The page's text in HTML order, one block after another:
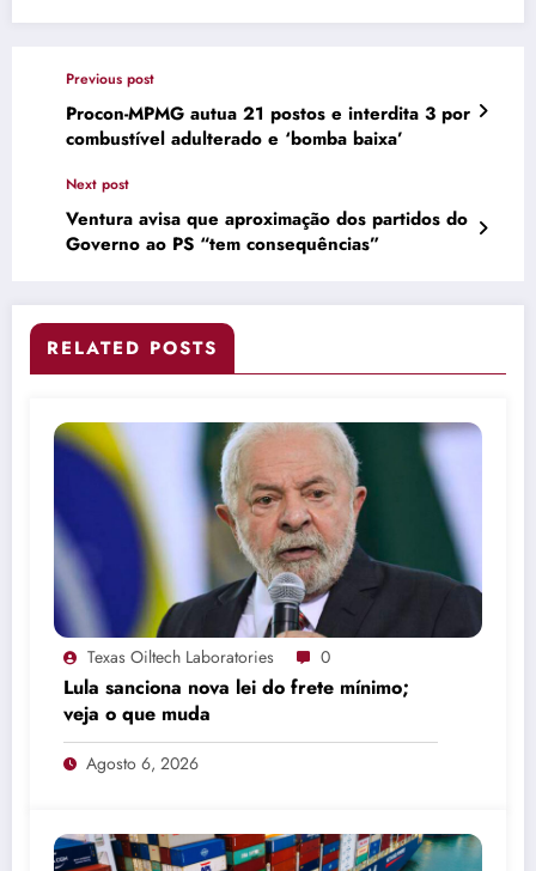
Previous post
Procon-MPMG autua 21 postos e interdita 3 por
combustível adulterado e ‘bomba baixa’
Next post
Ventura avisa que aproximação dos partidos do
Governo ao PS “tem consequências”
RELATED POSTS
Texas Oiltech Laboratories 0
Lula sanciona nova lei do frete mínimo;
veja o que muda
Agosto 6, 2026